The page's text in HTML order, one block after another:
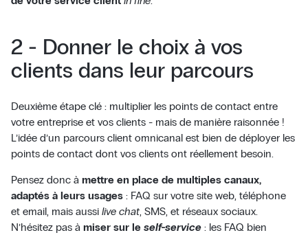
2 - Donner le choix à vos
clients dans leur parcours
Deuxième étape clé : multiplier les points de contact entre
votre entreprise et vos clients - mais de manière raisonnée !
L’idée d’un parcours client omnicanal est bien de déployer les
points de contact dont vos clients ont réellement besoin.
Pensez donc à mettre en place de multiples canaux,
adaptés à leurs usages: FAQ sur votre site web, téléphone
et email, mais aussilive chat, SMS, et réseaux sociaux.
N’hésitez pas à miser sur leself-service: les FAQ bien